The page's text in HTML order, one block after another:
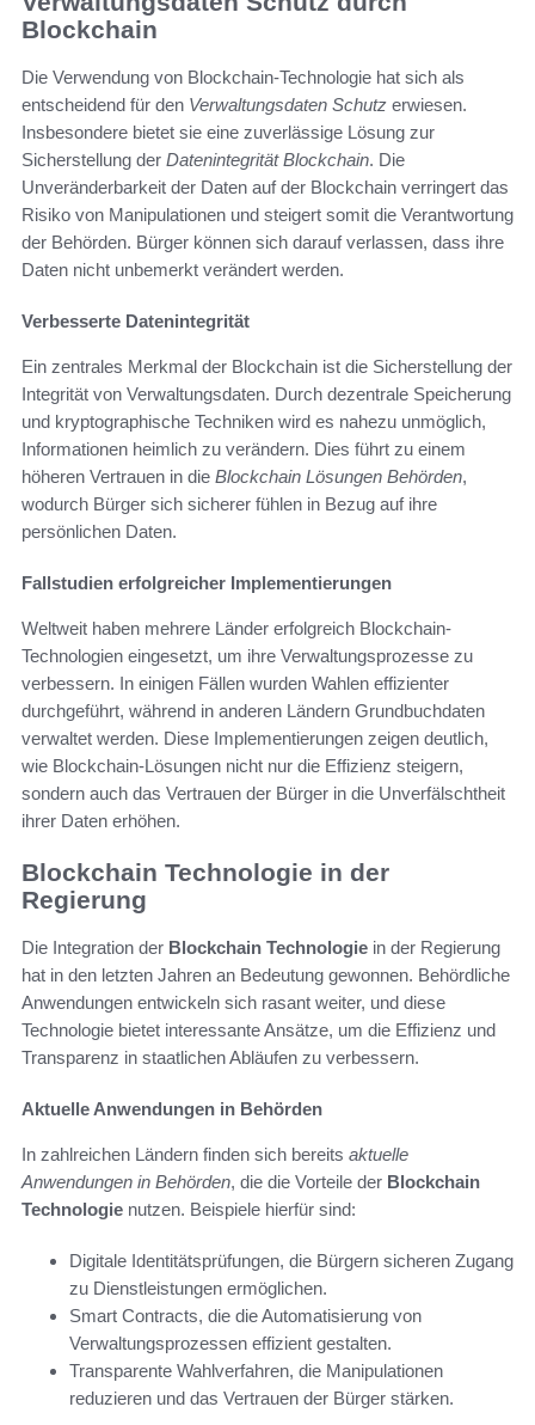
Blockchain
Die Verwendung von Blockchain-Technologie hat sich als
entscheidend für den Verwaltungsdaten Schutz erwiesen.
Insbesondere bietet sie eine zuverlässige Lösung zur
Sicherstellung der Datenintegrität Blockchain. Die
Unveränderbarkeit der Daten auf der Blockchain verringert das
Risiko von Manipulationen und steigert somit die Verantwortung
der Behörden. Bürger können sich darauf verlassen, dass ihre
Daten nicht unbemerkt verändert werden.
Verbesserte Datenintegrität
Ein zentrales Merkmal der Blockchain ist die Sicherstellung der
Integrität von Verwaltungsdaten. Durch dezentrale Speicherung
und kryptographische Techniken wird es nahezu unmöglich,
Informationen heimlich zu verändern. Dies führt zu einem
höheren Vertrauen in die Blockchain Lösungen Behörden,
wodurch Bürger sich sicherer fühlen in Bezug auf ihre
persönlichen Daten.
Fallstudien erfolgreicher Implementierungen
Weltweit haben mehrere Länder erfolgreich Blockchain-
Technologien eingesetzt, um ihre Verwaltungsprozesse zu
verbessern. In einigen Fällen wurden Wahlen effizienter
durchgeführt, während in anderen Ländern Grundbuchdaten
verwaltet werden. Diese Implementierungen zeigen deutlich,
wie Blockchain-Lösungen nicht nur die Effizienz steigern,
sondern auch das Vertrauen der Bürger in die Unverfälschtheit
ihrer Daten erhöhen.
Blockchain Technologie in der
Regierung
Die Integration der Blockchain Technologie in der Regierung
hat in den letzten Jahren an Bedeutung gewonnen. Behördliche
Anwendungen entwickeln sich rasant weiter, und diese
Technologie bietet interessante Ansätze, um die Effizienz und
Transparenz in staatlichen Abläufen zu verbessern.
Aktuelle Anwendungen in Behörden
In zahlreichen Ländern finden sich bereits aktuelle
Anwendungen in Behörden, die die Vorteile der Blockchain
Technologie nutzen. Beispiele hierfür sind:
Digitale Identitätsprüfungen, die Bürgern sicheren Zugang
zu Dienstleistungen ermöglichen.
Smart Contracts, die die Automatisierung von
Verwaltungsprozessen effizient gestalten.
Transparente Wahlverfahren, die Manipulationen
reduzieren und das Vertrauen der Bürger stärken.